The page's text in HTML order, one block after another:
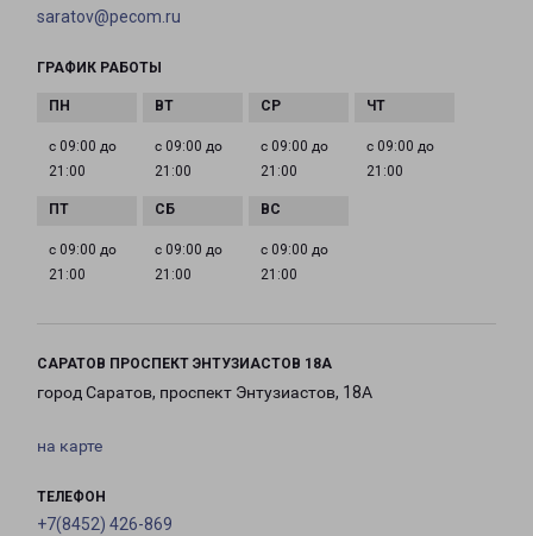
saratov@pecom.ru
ГРАФИК РАБОТЫ
с 09:00 до
21:00
с 09:00 до
21:00
с 09:00 до
21:00
с 09:00 до
21:00
с 09:00 до
21:00
с 09:00 до
21:00
с 09:00 до
21:00
САРАТОВ ПРОСПЕКТ ЭНТУЗИАСТОВ 18А
город Саратов, проспект Энтузиастов, 18А
на карте
ТЕЛЕФОН
+7(8452) 426-869